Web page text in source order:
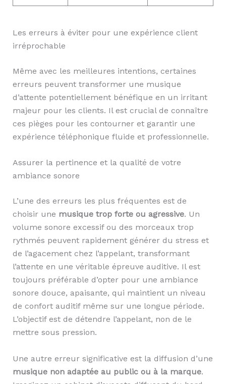
Les erreurs à éviter pour une expérience client
irréprochable
Même avec les meilleures intentions, certaines
erreurs peuvent transformer une musique
d’attente potentiellement bénéfique en un irritant
majeur pour les clients. Il est crucial de connaître
ces pièges pour les contourner et garantir une
expérience téléphonique fluide et professionnelle.
Assurer la pertinence et la qualité de votre
ambiance sonore
L’une des erreurs les plus fréquentes est de
choisir une musique trop forte ou agressive. Un
volume sonore excessif ou des morceaux trop
rythmés peuvent rapidement générer du stress et
de l’agacement chez l’appelant, transformant
l’attente en une véritable épreuve auditive. Il est
toujours préférable d’opter pour une ambiance
sonore douce, apaisante, qui maintient un niveau
de confort auditif même sur une longue période.
L’objectif est de détendre l’appelant, non de le
mettre sous pression.
Une autre erreur significative est la diffusion d’une
musique non adaptée au public ou à la marque.